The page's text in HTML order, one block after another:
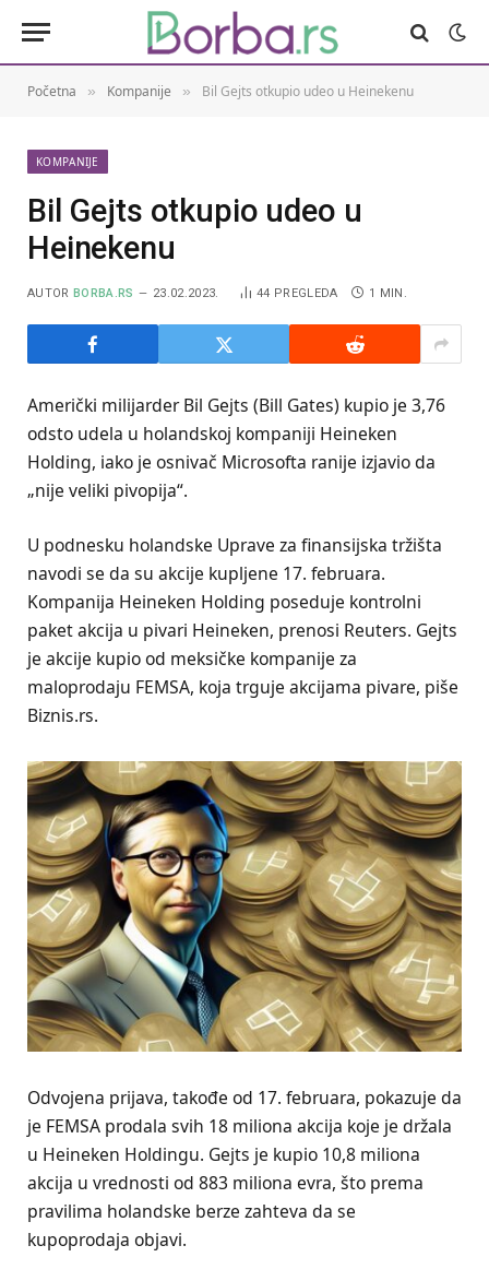
Početna » Kompanije » Bil Gejts otkupio udeo u Heinekenu
KOMPANIJE
Bil Gejts otkupio udeo u
Heinekenu
AUTOR BORBA.RS 23.02.2023. 44 PREGLEDA 1 MIN.
Američki milijarder Bil Gejts (Bill Gates) kupio je 3,76
odsto udela u holandskoj kompaniji Heineken
Holding, iako je osnivač Microsofta ranije izjavio da
„nije veliki pivopija“.
U podnesku holandske Uprave za finansijska tržišta
navodi se da su akcije kupljene 17. februara.
Kompanija Heineken Holding poseduje kontrolni
paket akcija u pivari Heineken, prenosi Reuters. Gejts
je akcije kupio od meksičke kompanije za
maloprodaju FEMSA, koja trguje akcijama pivare, piše
Biznis.rs.
Odvojena prijava, takođe od 17. februara, pokazuje da
je FEMSA prodala svih 18 miliona akcija koje je držala
u Heineken Holdingu. Gejts je kupio 10,8 miliona
akcija u vrednosti od 883 miliona evra, što prema
pravilima holandske berze zahteva da se
kupoprodaja objavi.